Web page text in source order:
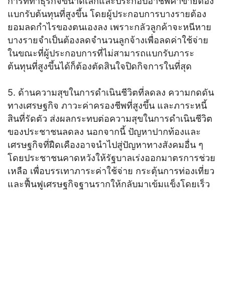
แบกรับต้นทุนที่สูงขึ้น โดยผู้ประกอบการบางรายต้อง
ยอมลดกำไรของตนเองลง เพราะกลัวลูกค้าจะหนีหาย
บางรายจำเป็นต้องลดจำนวนลูกจ้างเพื่อลดค่าใช้จ่าย
ในขณะที่ผู้ประกอบการที่ไม่สามารถแบกรับภาระ
ต้นทุนที่สูงขึ้นได้ก็ต้องตัดสินใจปิดกิจการในที่สุด
5. ด้านความสุขในการดำเนินชีวิตที่ลดลง ความกดดัน
ทางเศรษฐกิจ ภาวะค่าครองชีพที่สูงขึ้น และภาระหนี้
สินที่รัดตัว ส่งผลกระทบต่อความสุขในการดำเนินชีวิต
ของประชาชนลดลง นอกจากนี้ ปัญหาปากท้องและ
เศรษฐกิจที่ฝืดเคืองอาจนำไปสู่ปัญหาทางสังคมอื่น ๆ
โดยประชาชนคาดหวังให้รัฐบาลเร่งออกมาตรการช่วย
เหลือ เพื่อบรรเทาภาระค่าใช้จ่าย กระตุ้นการท่องเที่ยว
และฟื้นฟูเศรษฐกิจฐานรากให้กลับมาเข้มแข็งโดยเร็ว